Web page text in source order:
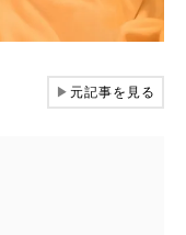
▶元記事を見る